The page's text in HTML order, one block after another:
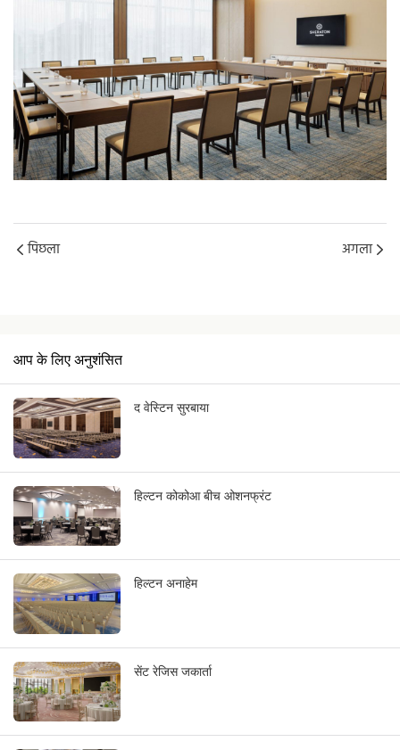
पिछला अगला
आप के लिए अनुशंसित
द वेस्टिन सुरबाया
हिल्टन कोकोआ बीच ओशनफ्रंट
हिल्टन अनाहेम
सेंट रेजिस जकार्ता